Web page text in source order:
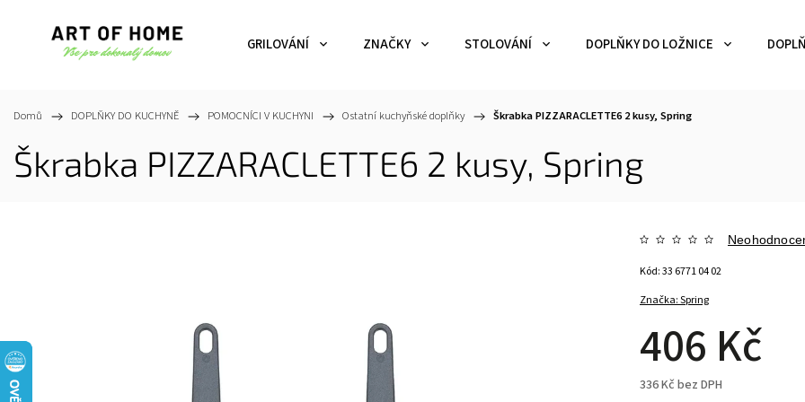
GRILOVÁNÍ ZNAČKY STOLOVÁNÍ DOPLŇKY DO LOŽNICE
Domů / DOPLŇKY DO KUCHYNĚ / POMOCNÍCI V KUCHYNI / Ostatní kuchyňské doplňky / Škrabka PIZZARACLETTE6 2 kusy, Spring
Škrabka PIZZARACLETTE6 2 kusy, Spring
Značka:Spring
406 Kč
336 Kč bez DPH
Kód:33 6771 04 02